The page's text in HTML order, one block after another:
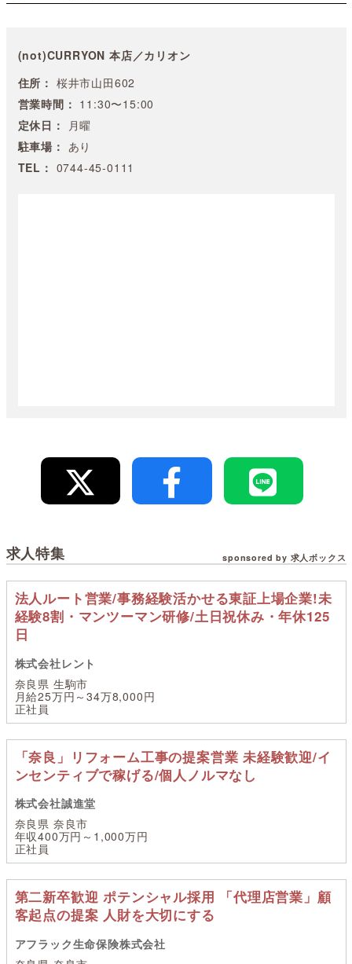
(not)CURRYON 本店／カリオン
住所： 桜井市山田602
営業時間： 11:30〜15:00
定休日：
月曜
駐車場： あり
TEL： 0744-45-0111
求人特集 sponsored by 求人ボックス
法人ルート営業/事務経験活かせる東証上場企業!未
経験8割・マンツーマン研修/土日祝休み・年休125
日
株式会社レント
奈良県 生駒市
月給25万円～34万8,000円
正社員
「奈良」リフォーム工事の提案営業 未経験歓迎/イ
ンセンティブで稼げる/個人ノルマなし
株式会社誠進堂
奈良県 奈良市
年収400万円～1,000万円
正社員
第二新卒歓迎 ポテンシャル採用 「代理店営業」顧
客起点の提案 人財を大切にする
アフラック生命保険株式会社